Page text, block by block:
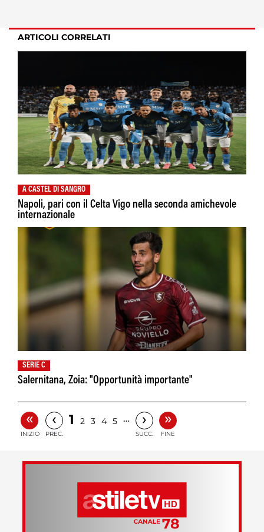
ARTICOLI CORRELATI
A CASTEL DI SANGRO
Napoli, pari con il Celta Vigo nella seconda amichevole
internazionale
SERIE C
Salernitana, Zoia: "Opportunità importante"
«
INIZIO
‹
PREC.
1 2 3 4 5 … ›
SUCC.
»
FINE